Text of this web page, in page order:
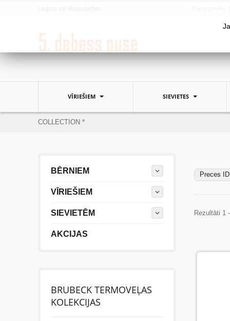
VĪRIEŠIEM SIEVIETES
COLLECTION *
Preces
Rezultāti 1
BĒRNIEM
VĪRIEŠIEM
SIEVIETĒM
AKCIJAS
BRUBECK TERMOVEĻAS
KOLEKCIJAS